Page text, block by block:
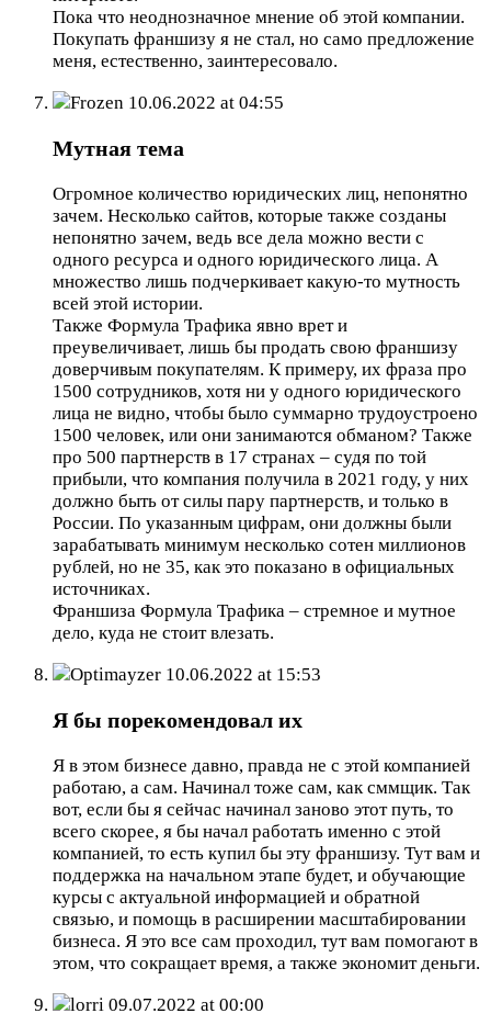
Пока что неоднозначное мнение об этой компании.
Покупать франшизу я не стал, но само предложение
меня, естественно, заинтересовало.
Frozen 10.06.2022 at 04:55
Мутная тема
Огромное количество юридических лиц, непонятно
зачем. Несколько сайтов, которые также созданы
непонятно зачем, ведь все дела можно вести с
одного ресурса и одного юридического лица. А
множество лишь подчеркивает какую-то мутность
всей этой истории.
Также Формула Трафика явно врет и
преувеличивает, лишь бы продать свою франшизу
доверчивым покупателям. К примеру, их фраза про
1500 сотрудников, хотя ни у одного юридического
лица не видно, чтобы было суммарно трудоустроено
1500 человек, или они занимаются обманом? Также
про 500 партнерств в 17 странах – судя по той
прибыли, что компания получила в 2021 году, у них
должно быть от силы пару партнерств, и только в
России. По указанным цифрам, они должны были
зарабатывать минимум несколько сотен миллионов
рублей, но не 35, как это показано в официальных
источниках.
Франшиза Формула Трафика – стремное и мутное
дело, куда не стоит влезать.
Optimayzer 10.06.2022 at 15:53
Я бы порекомендовал их
Я в этом бизнесе давно, правда не с этой компанией
работаю, а сам. Начинал тоже сам, как сммщик. Так
вот, если бы я сейчас начинал заново этот путь, то
всего скорее, я бы начал работать именно с этой
компанией, то есть купил бы эту франшизу. Тут вам и
поддержка на начальном этапе будет, и обучающие
курсы с актуальной информацией и обратной
связью, и помощь в расширении масштабировании
бизнеса. Я это все сам проходил, тут вам помогают в
этом, что сокращает время, а также экономит деньги.
lorri 09.07.2022 at 00:00